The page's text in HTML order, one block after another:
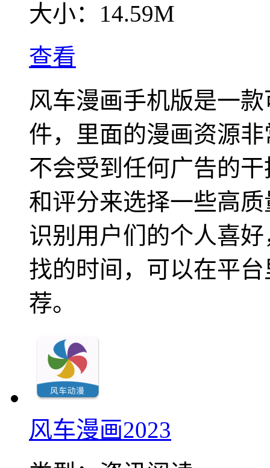
大小： 14.59M
查看
风车漫画手机版是一
件，里面的漫画资源
不会受到任何广告的
和评分来选择一些高
识别用户们的个人喜
找的时间，可以在平
荐。
风车漫画2023